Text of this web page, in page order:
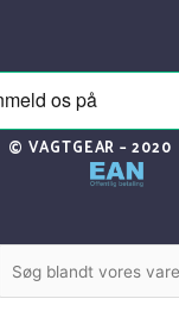
© VAGTGEAR – 2020